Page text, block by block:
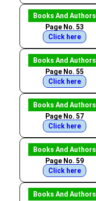
Books And Authors
Page No. 53
Click here
Books And Authors
Page No. 55
Click here
Books And Authors
Page No. 57
Click here
Books And Authors
Page No. 59
Click here
Books And Authors